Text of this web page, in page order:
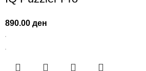
890.00ден